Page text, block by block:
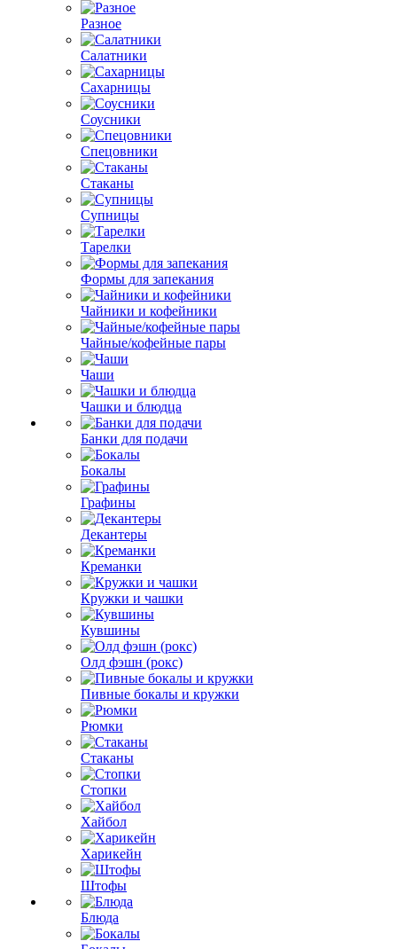
Разное
Салатники
Сахарницы
Соусники
Спецовники
Стаканы
Супницы
Тарелки
Формы для запекания
Чайники и кофейники
Чайные/кофейные пары
Чаши
Чашки и блюдца
Банки для подачи
Бокалы
Графины
Декантеры
Креманки
Кружки и чашки
Кувшины
Олд фэшн (рокс)
Пивные бокалы и кружки
Рюмки
Стаканы
Стопки
Хайбол
Харикейн
Штофы
Блюда